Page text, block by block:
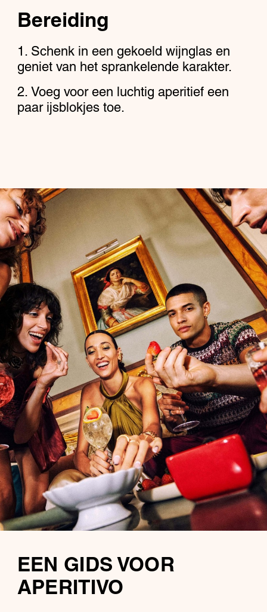
Bereiding
Schenk in een gekoeld wijnglas en
geniet van het sprankelende karakter.
Voeg voor een luchtig aperitief een
paar ijsblokjes toe.
EEN GIDS VOOR
APERITIVO